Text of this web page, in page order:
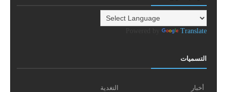
Translate
التسميات
أخبار التغدية